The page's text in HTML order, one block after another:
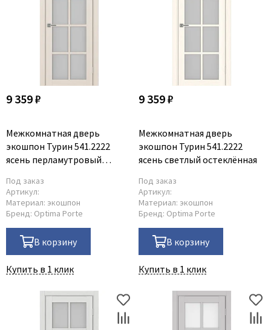
9 359 ₽
Межкомнатная дверь
экошпон Турин 541.2222
ясень перламутровый
Под заказ
Артикул:
Материал: экошпон
Бренд: Optima Porte
В корзину
Купить в 1 клик
9 359 ₽
Межкомнатная дверь
экошпон Турин 541.2222
ясень светлый остеклённая
Под заказ
Артикул:
Материал: экошпон
Бренд: Optima Porte
В корзину
Купить в 1 клик